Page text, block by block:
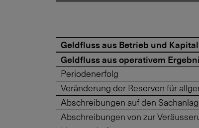
Geldfluss aus Betrieb und Kapital
Geldfluss aus operativem
Periodenerfolg
Veränderung der Reserven für
Abschreibungen auf den
Abschreibungen von zur